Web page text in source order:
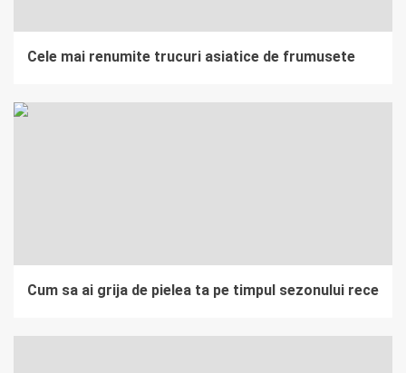
Cele mai renumite trucuri asiatice de frumusete
Cum sa ai grija de pielea ta pe timpul sezonului rece